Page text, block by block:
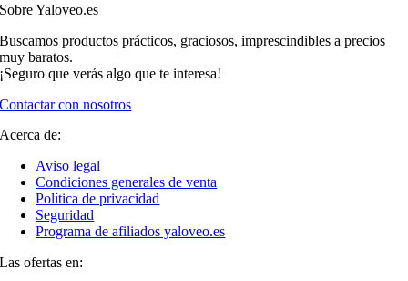
Sobre Yaloveo.es
Buscamos productos prácticos, graciosos, imprescindibles a precios
muy baratos.
¡Seguro que verás algo que te interesa!
Contactar con nosotros
Acerca de:
Aviso legal
Condiciones generales de venta
Política de privacidad
Seguridad
Programa de afiliados yaloveo.es
Las ofertas en: